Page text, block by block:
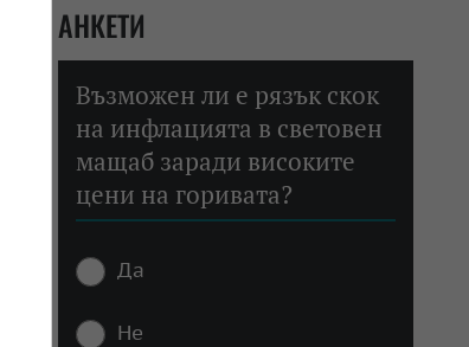
АНКЕТИ
Възможен ли е рязък скок
на инфлацията в световен
мащаб заради високите
цени на горивата?
Да
Не